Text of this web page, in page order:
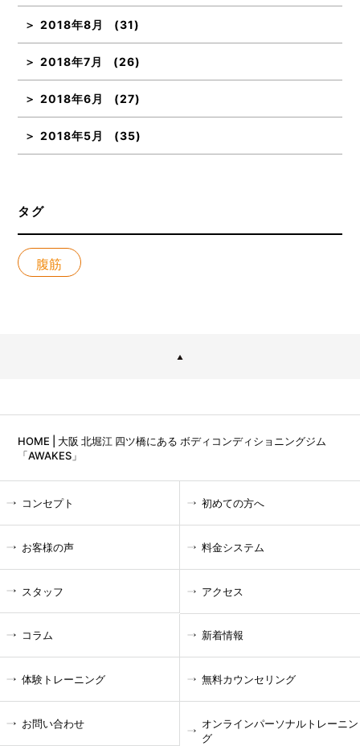
2018年8月 (31)
2018年7月 (26)
2018年6月 (27)
2018年5月 (35)
タグ
腹筋
HOME | 大阪 北堀江 四ツ橋にある ボディコンディショニングジム
「AWAKES」
コンセプト 初めての方へ
お客様の声 料金システム
スタッフ アクセス
コラム 新着情報
体験トレーニング 無料カウンセリング
お問い合わせ
オンラインパーソナルトレーニン
グ